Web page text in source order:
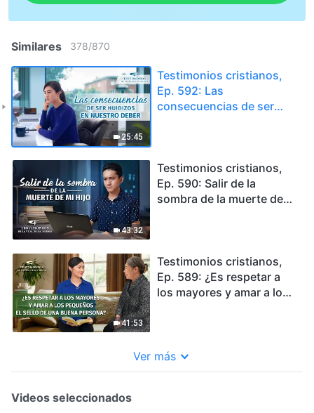
Similares 378/870
25:45
Testimonios cristianos,
Ep. 592: Las
consecuencias de ser
43:32
Testimonios cristianos,
Ep. 590: Salir de la
sombra de la muerte de
41:53
Testimonios cristianos,
Ep. 589: ¿Es respetar a
los mayores y amar a los
Ver más
Videos seleccionados